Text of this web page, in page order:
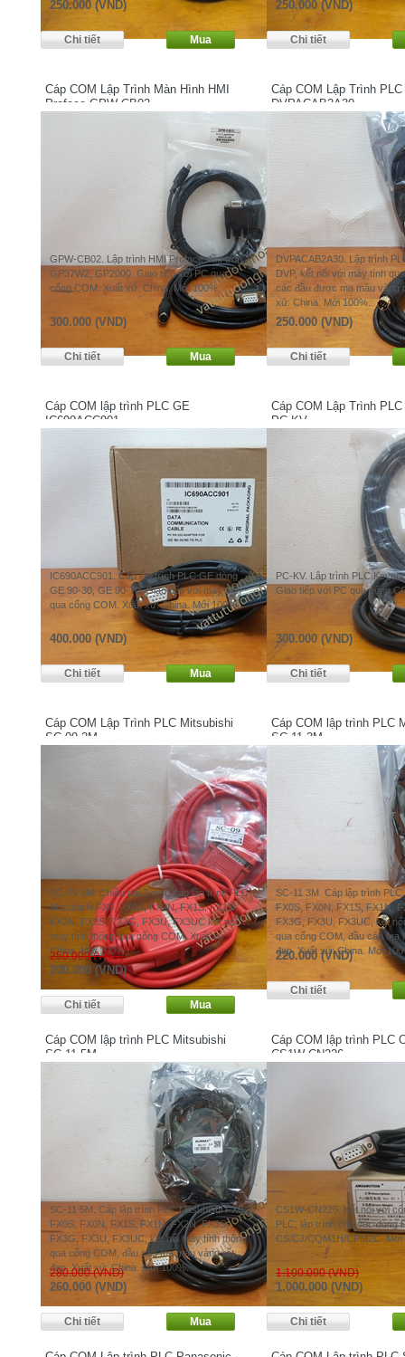
250.000 (VND) 250.000 (VND)
Cáp COM Lập Trình Màn Hình HMI
Proface GPW-CB02
GPW-CB02. Lập trình HMI Proface đầu tròn
GP37W2, GP2000. Giao tiếp với PC qua
cổng COM. Xuất xứ: China. Mới 100%.
300.000 (VND)
Cáp COM Lập Trình PLC
DVPACAB2A30
DVPACAB2A30. Lập trình
DVP, kết nối với máy tính
các đầu được mạ màu vàng
xứ: China. Mới 100%.
250.000 (VND)
Cáp COM lập trình PLC GE
IC690ACC901
IC690ACC901. Cáp lập trình PLC GE dòng
GE 90-30, GE 90-70. Giao tiếp với máy tính
qua cổng COM. Xuất xứ: China. Mới 100%.
400.000 (VND)
Cáp COM Lập Trình
PC-KV
PC-KV. Lập trình PLC
Giao tiếp với PC qua cổng
300.000 (VND)
Cáp COM Lập Trình PLC Mitsubishi
SC-09 2M
SC-09 2M. Chiều dài 2 mét, cáp lập trình PLC
Mitsubishi FX0, FX0S, FX0N, FX1S, FX1N,
FX2N, FX3S, FX3G, FX3U, FX3UC kết nối
máy tính thông qua cổng COM. Xuất xứ:
China. Mới 100%.
250.000 (VND)
200.000 (VND)
Cáp COM lập trình PLC
SC-11 3M
SC-11 3M. Cáp lập trình
FX0S, FX0N, FX1S, FX1N,
FX3G, FX3U, FX3UC, kết
qua cổng COM, đầu cáp mạ
đẹp. Xuất xứ: China. Mới
220.000 (VND)
Cáp COM lập trình PLC Mitsubishi
SC-11 5M
SC-11 5M. Cáp lập trình PLC Mitsubishi FX0,
FX0S, FX0N, FX1S, FX1N, FX2N, FX3S,
FX3G, FX3U, FX3UC, kết nối máy tính thông
qua cổng COM, đầu cáp mạ màu vàng rất
đẹp. Xuất xứ: China. Mới 100%.
280.000 (VND)
260.000 (VND)
Cáp COM lập trình PLC
CS1W-CN226
CS1W-CN226. Kết nối với
PLC, lập trình cho các dòng
CS/CJ/CQM1H/CPM2C. Mới
1.100.000 (VND)
1.000.000 (VND)